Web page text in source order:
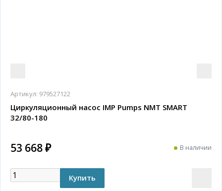
Артикул: 979527122
Циркуляционный насос IMP Pumps NMT SMART
32/80-180
53 668 ₽ В наличии